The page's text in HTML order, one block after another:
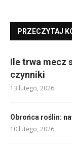
PRZECZYTAJ
Ile trwa mecz
czynniki
13 lutego, 2026
Obrońca roślin:
10 lutego, 2026